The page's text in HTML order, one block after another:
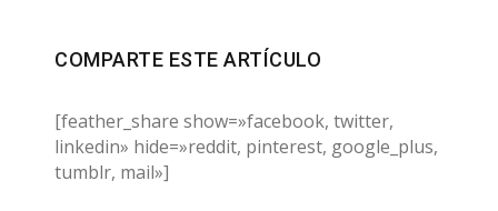
COMPARTE ESTE ARTÍCULO
[feather_share show=»facebook, twitter,
linkedin» hide=»reddit, pinterest, google_plus,
tumblr, mail»]